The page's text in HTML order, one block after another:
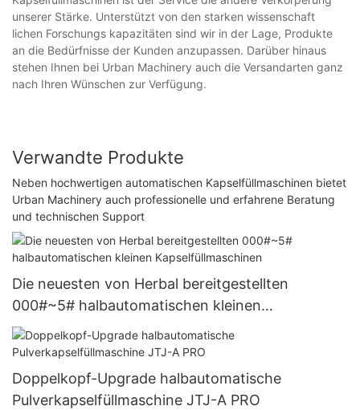
unserer Stärke. Unterstützt von den starken wissenschaft
lichen Forschungs kapazitäten sind wir in der Lage, Produkte
an die Bedürfnisse der Kunden anzupassen. Darüber hinaus
stehen Ihnen bei Urban Machinery auch die Versandarten ganz
nach Ihren Wünschen zur Verfügung.
Verwandte Produkte
Neben hochwertigen automatischen Kapselfüllmaschinen bietet
Urban Machinery auch professionelle und erfahrene Beratung
und technischen Support
Die neuesten von Herbal bereitgestellten
000#~5# halbautomatischen kleinen
Kapselfüllmaschinen
Doppelkopf-Upgrade halbautomatische
Pulverkapselfüllmaschine JTJ-A PRO